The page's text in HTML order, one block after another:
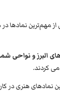
مهم‌ترین نمادها در
البرز و نواحی
کردند.
نمادهای هنری در کار